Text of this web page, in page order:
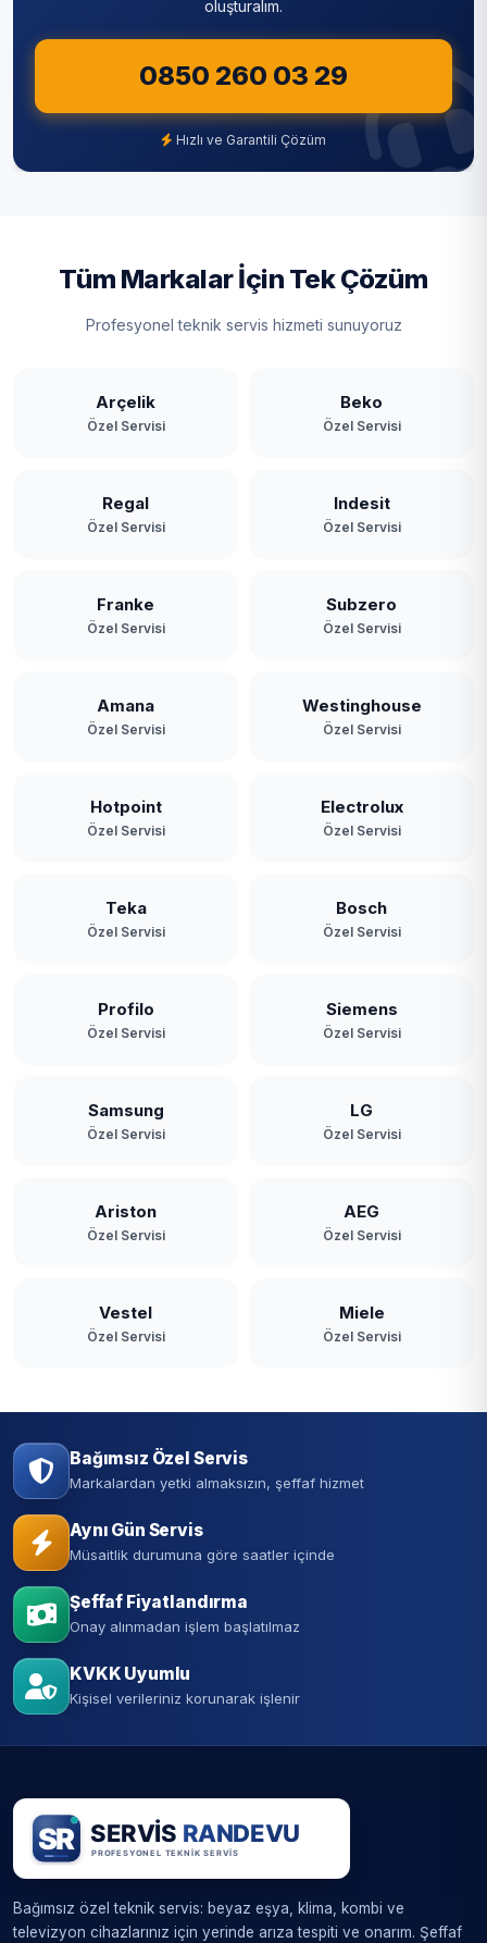
Şişli
Tuzla
Üsküdar
Zeytinburnu
oluşturalım.
0850 260 03 29
Hızlı ve Garantili Çözüm
Tüm Markalar İçin Tek Çözüm
Profesyonel teknik servis hizmeti sunuyoruz
Arçelik
Özel Servisi
Beko
Özel Servisi
Regal
Özel Servisi
Indesit
Özel Servisi
Franke
Özel Servisi
Subzero
Özel Servisi
Amana
Özel Servisi
Westinghouse
Özel Servisi
Hotpoint
Özel Servisi
Electrolux
Özel Servisi
Teka
Özel Servisi
Bosch
Özel Servisi
Profilo
Özel Servisi
Siemens
Özel Servisi
Samsung
Özel Servisi
LG
Özel Servisi
Ariston
Özel Servisi
AEG
Özel Servisi
Vestel
Özel Servisi
Miele
Özel Servisi
Bağımsız Özel Servis
Markalardan yetki almaksızın, şeffaf hizmet
Aynı Gün Servis
Müsaitlik durumuna göre saatler içinde
Şeffaf Fiyatlandırma
Onay alınmadan işlem başlatılmaz
KVKK Uyumlu
Kişisel verileriniz korunarak işlenir
Bağımsız özel teknik servis: beyaz eşya, klima, kombi ve
televizyon cihazlarınız için yerinde arıza tespiti ve onarım. Şeffaf